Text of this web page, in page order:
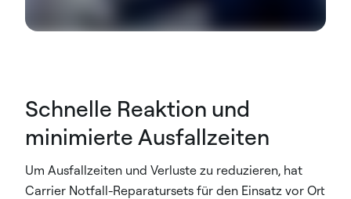
Schnelle Reaktion und
minimierte Ausfallzeiten
Um Ausfallzeiten und Verluste zu reduzieren, hat
Carrier Notfall-Reparatursets für den Einsatz vor Ort